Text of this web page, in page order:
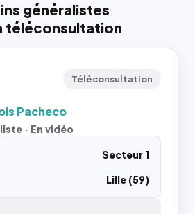
généralistes
téléconsultation
Téléconsultation
Pacheco
· En vidéo
Secteur 1
Lille (59)